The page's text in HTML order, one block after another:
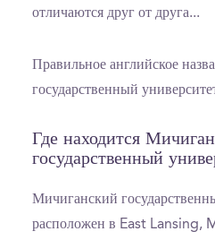
отличаются друг от друга...
Правильное английское
государственный
Где находится
государственный
Мичиганский
расположен в East Lansing,